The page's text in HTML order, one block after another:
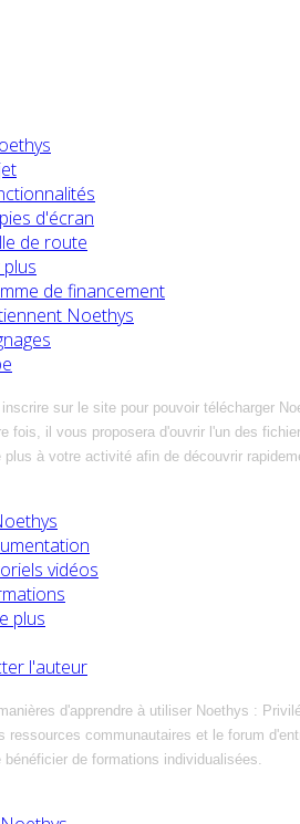
d'écran
de route
de financement
Noethys
sur le site pour pouvoir télécharger
fois, il vous proposera d'ouvrir l'un des
plus à votre activité afin de découvrir
vidéos
plus
l'auteur
d'apprendre à utiliser Noethys :
ressources communautaires et le forum
de formations individualisées.